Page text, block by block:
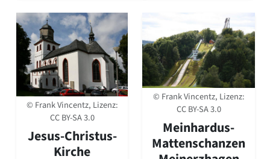
© Frank Vincentz, Lizenz:
CC BY-SA 3.0
Jesus-Christus-
Kirche
© Frank Vincentz, Lizenz:
CC BY-SA 3.0
Meinhardus-
Mattenschanzen